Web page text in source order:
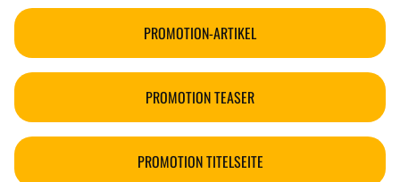
PROMOTION-ARTIKEL
PROMOTION TEASER
PROMOTION TITELSEITE